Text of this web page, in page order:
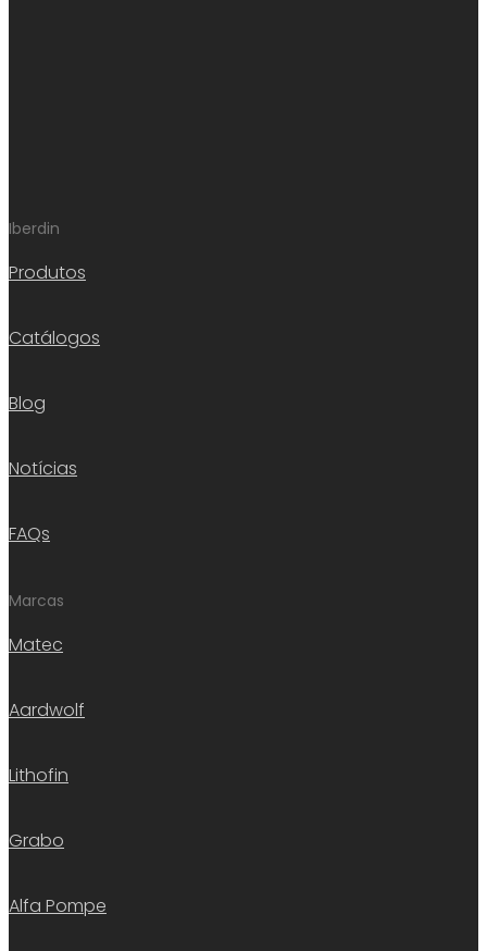
Iberdin
Produtos
Catálogos
Blog
Notícias
FAQs
Marcas
Matec
Aardwolf
Lithofin
Grabo
Alfa Pompe